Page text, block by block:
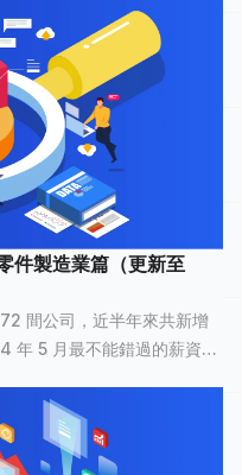
件製造業篇（更新至
間公司，近半年來共新增
了解汽車及其零件製造業